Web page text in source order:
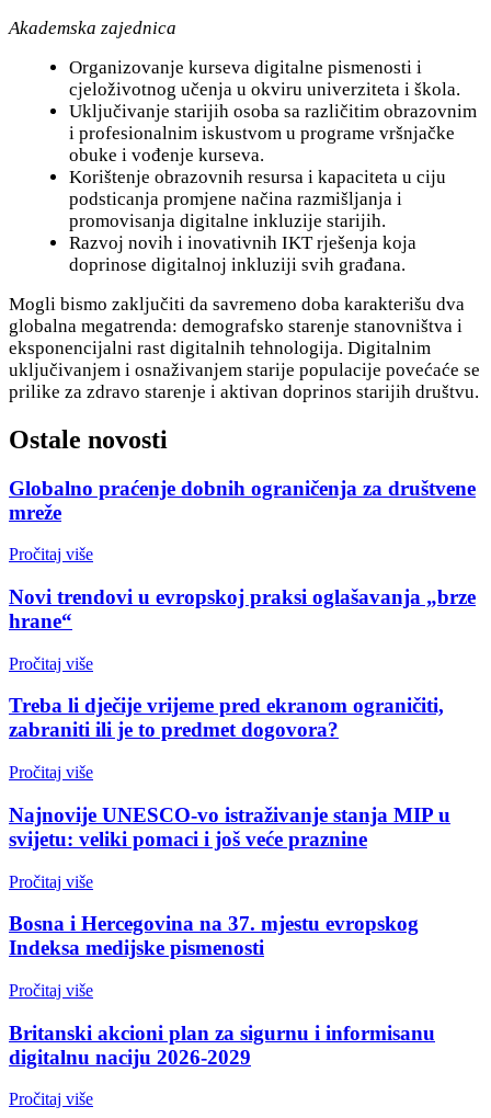
Akademska zajednica
Organizovanje kurseva digitalne pismenosti i
cjeloživotnog učenja u okviru univerziteta i škola.
Uključivanje starijih osoba sa različitim obrazovnim
i profesionalnim iskustvom u programe vršnjačke
obuke i vođenje kurseva.
Korištenje obrazovnih resursa i kapaciteta u ciju
podsticanja promjene načina razmišljanja i
promovisanja digitalne inkluzije starijih.
Razvoj novih i inovativnih IKT rješenja koja
doprinose digitalnoj inkluziji svih građana.
Mogli bismo zaključiti da savremeno doba karakterišu dva
globalna megatrenda: demografsko starenje stanovništva i
eksponencijalni rast digitalnih tehnologija. Digitalnim
uključivanjem i osnaživanjem starije populacije povećaće se
prilike za zdravo starenje i aktivan doprinos starijih društvu.
Ostale novosti
Globalno praćenje dobnih ograničenja za društvene
mreže
Pročitaj više
Novi trendovi u evropskoj praksi oglašavanja „brze
hrane“
Pročitaj više
Treba li dječije vrijeme pred ekranom ograničiti,
zabraniti ili je to predmet dogovora?
Pročitaj više
Najnovije UNESCO-vo istraživanje stanja MIP u
svijetu: veliki pomaci i još veće praznine
Pročitaj više
Bosna i Hercegovina na 37. mjestu evropskog
Indeksa medijske pismenosti
Pročitaj više
Britanski akcioni plan za sigurnu i informisanu
digitalnu naciju 2026-2029
Pročitaj više